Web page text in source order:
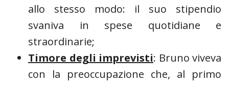
allo stesso modo: il suo stipendio
svaniva in spese quotidiane e
straordinarie;
Timore degli imprevisti: Bruno viveva
con la preoccupazione che, al primo